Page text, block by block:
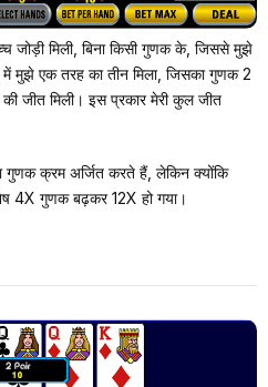
मिली, बिना किसी गुणक के, जिससे मुझे
में मुझे एक तरह का तीन मिला, जिसका गुणक 2
जीत मिली। इस प्रकार मेरी कुल जीत
गुणक क्रम अर्जित करते हैं, लेकिन क्योंकि
4X गुणक बढ़कर 12X हो गया।